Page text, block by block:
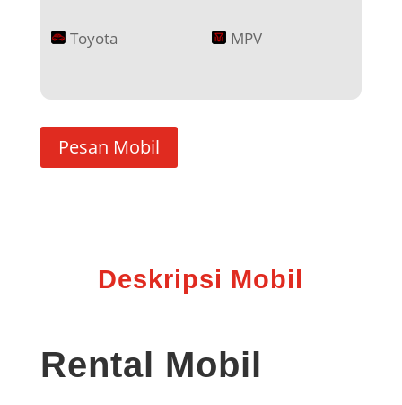
Toyota MPV
Pesan Mobil
Deskripsi Mobil
Rental Mobil